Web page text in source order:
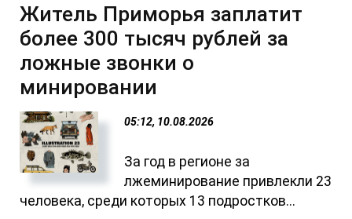
Житель Приморья заплатит
более 300 тысяч рублей за
ложные звонки о
минировании
05:12, 10.08.2026
За год в регионе за
лжеминирование привлекли 23
человека, среди которых 13 подростков...